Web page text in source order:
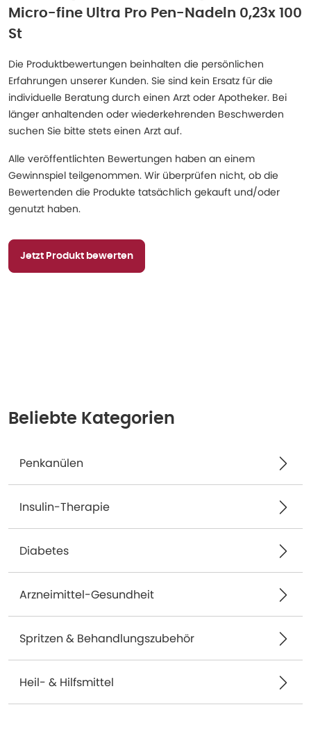
Micro-fine Ultra Pro Pen-Nadeln 0,23x 100
St
Die Produktbewertungen beinhalten die persönlichen
Erfahrungen unserer Kunden. Sie sind kein Ersatz für die
individuelle Beratung durch einen Arzt oder Apotheker. Bei
länger anhaltenden oder wiederkehrenden Beschwerden
suchen Sie bitte stets einen Arzt auf.
Alle veröffentlichten Bewertungen haben an einem
Gewinnspiel teilgenommen. Wir überprüfen nicht, ob die
Bewertenden die Produkte tatsächlich gekauft und/oder
genutzt haben.
Jetzt Produkt bewerten
Beliebte Kategorien
Penkanülen
Insulin-Therapie
Diabetes
Arzneimittel-Gesundheit
Spritzen & Behandlungszubehör
Heil- & Hilfsmittel